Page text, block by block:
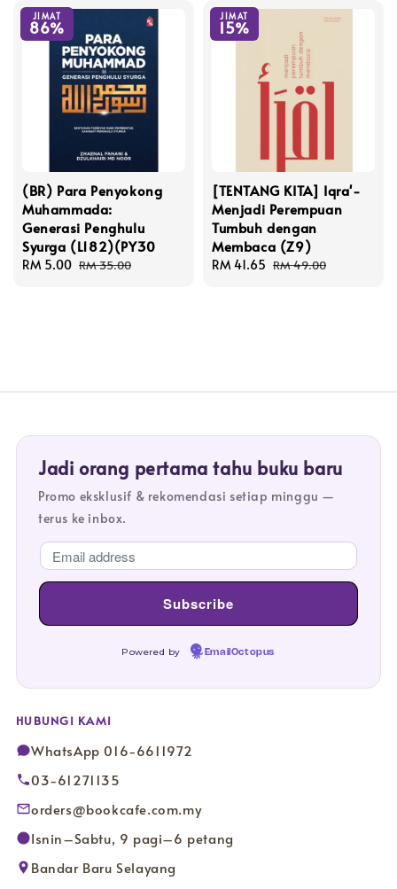
JIMAT
86%
(BR) Para Penyokong
Muhammada:
Generasi Penghulu
Syurga (L182)(PY30
Sale
RM 5.00 Regular
RM 35.00
JIMAT
15%
[TENTANG KITA] Iqra'-
Menjadi Perempuan
Tumbuh dengan
Membaca (Z9)
Sale
RM 41.65 Regular
RM 49.00
Jadi orang pertama tahu buku baru
Promo eksklusif & rekomendasi setiap minggu —
terus ke inbox.
Powered by EmailOctopus
HUBUNGI KAMI
WhatsApp 016-6611972
03-61271135
orders@bookcafe.com.my
Isnin–Sabtu, 9 pagi–6 petang
Bandar Baru Selayang